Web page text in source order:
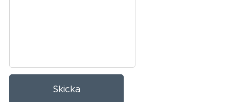
Skicka